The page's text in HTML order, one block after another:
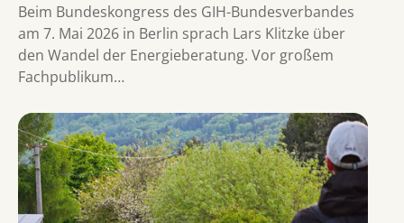
Beim Bundeskongress des GIH-Bundesverbandes
am 7. Mai 2026 in Berlin sprach Lars Klitzke über
den Wandel der Energieberatung. Vor großem
Fachpublikum…